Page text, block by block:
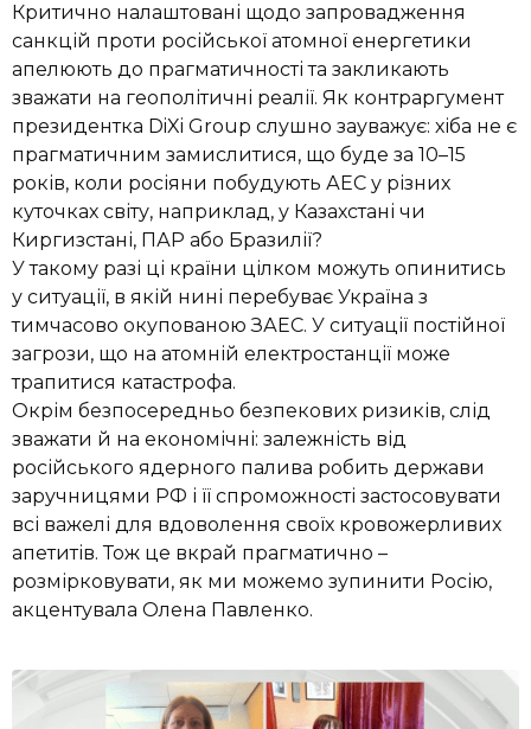
Критично налаштовані щодо запровадження
санкцій проти російської атомної енергетики
апелюють до прагматичності та закликають
зважати на геополітичні реалії. Як контраргумент
президентка DiXi Group слушно зауважує: хіба не є
прагматичним замислитися, що буде за 10–15
років, коли росіяни побудують АЕС у різних
куточках світу, наприклад, у Казахстані чи
Киргизстані, ПАР або Бразилії?
У такому разі ці країни цілком можуть опинитись
у ситуації, в якій нині перебуває Україна з
тимчасово окупованою ЗАЕС. У ситуації постійної
загрози, що на атомній електростанції може
трапитися катастрофа.
Окрім безпосередньо безпекових ризиків, слід
зважати й на економічні: залежність від
російського ядерного палива робить держави
заручницями РФ і її спроможності застосовувати
всі важелі для вдоволення своїх кровожерливих
апетитів. Тож це вкрай прагматично –
розмірковувати, як ми можемо зупинити Росію,
акцентувала Олена Павленко.